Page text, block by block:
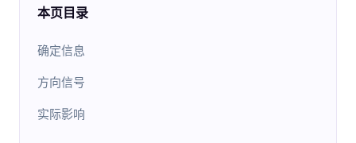
本页目录
确定信息
方向信号
实际影响